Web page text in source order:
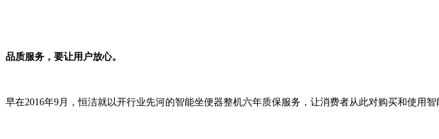
品质服务，要让用户放心。
早在2016年9月，恒洁就以开行业先河的智能坐便器整机六年质保服务，让消费者从此对购买和使用